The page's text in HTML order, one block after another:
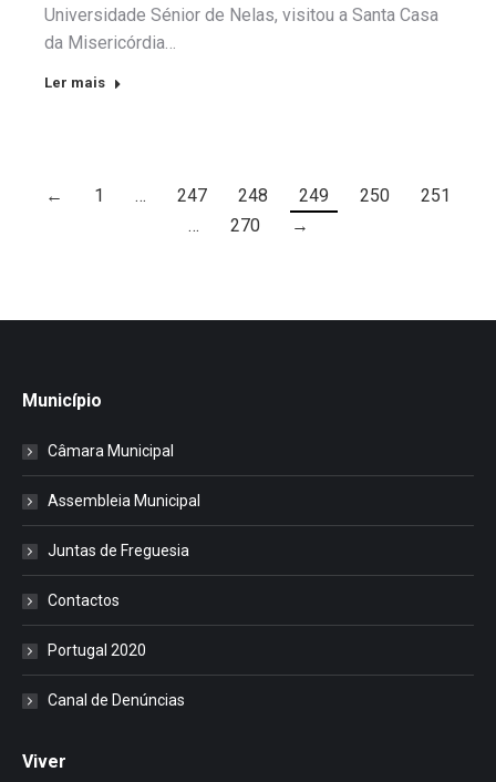
Universidade Sénior de Nelas, visitou a Santa Casa
da Misericórdia…
Ler mais
← 1 … 247 248 249 250
251
…
270 →
Município
Câmara Municipal
Assembleia Municipal
Juntas de Freguesia
Contactos
Portugal 2020
Canal de Denúncias
Viver